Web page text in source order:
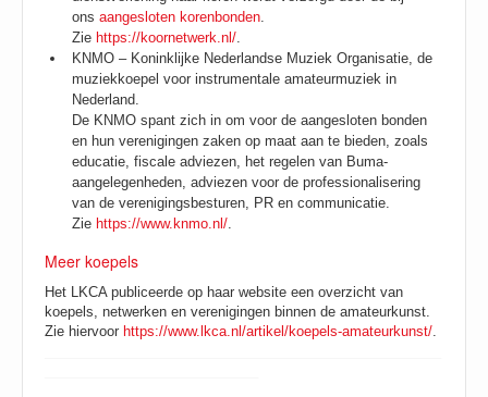
ons aangesloten korenbonden.
Zie https://koornetwerk.nl/.
KNMO – Koninklijke Nederlandse Muziek Organisatie, de
muziekkoepel voor instrumentale amateurmuziek in
Nederland.
De KNMO spant zich in om voor de aangesloten bonden
en hun verenigingen zaken op maat aan te bieden, zoals
educatie, fiscale adviezen, het regelen van Buma-
aangelegenheden, adviezen voor de professionalisering
van de verenigingsbesturen, PR en communicatie.
Zie https://www.knmo.nl/.
Meer koepels
Het LKCA publiceerde op haar website een overzicht van
koepels, netwerken en verenigingen binnen de amateurkunst.
Zie hiervoor https://www.lkca.nl/artikel/koepels-amateurkunst/.